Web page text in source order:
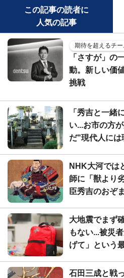
この記事の読者に
人気の記事
期待を超えるチー
「さすが」の
動。新しい価
挑戦
「秀吉と一緒
い...お市の方
だ"現代人には
NHK大河では
師に「獣より
臣秀吉のおぞ
大地震でまず
もない...被災
げて」という
石田三成と戦